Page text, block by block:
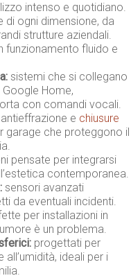
intenso e quotidiano.
di ogni dimensione, da
strutture aziendali.
funzionamento fluido e
sistemi che si collegano
Home,
con comandi vocali.
e chiusure
garage che proteggono il
pensate per integrarsi
contemporanea.
sensori avanzati
da eventuali incidenti.
per installazioni in
è un problema.
progettati per
ideali per i